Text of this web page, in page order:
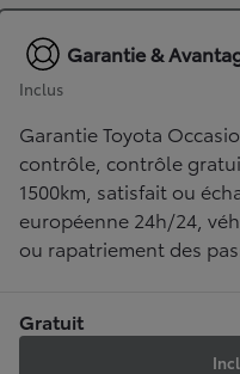
Garantie &
Inclus
Garantie Toyota
contrôle, contrôle
1500km, satisfait ou
européenne 24h/24,
ou rapatriement des
Gratuit